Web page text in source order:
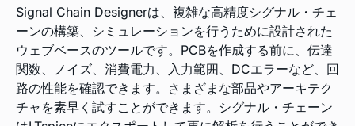
Signal Chain Designerは、複雑な高精度シグナル・チェ
ーンの構築、シミュレーションを行うために設計された
ウェブベースのツールです。PCBを作成する前に、伝達
関数、ノイズ、消費電力、入力範囲、DCエラーなど、回
路の性能を確認できます。さまざまな部品やアーキテク
チャを素早く試すことができます。シグナル・チェーン